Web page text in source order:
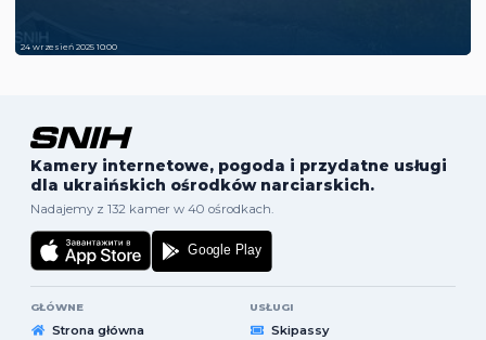
24 wrzesień 2025 10:00
Kamery internetowe, pogoda i przydatne usługi
dla ukraińskich ośrodków narciarskich.
Nadajemy z 132 kamer w 40 ośrodkach.
GŁÓWNE
Strona główna
USŁUGI
Skipassy